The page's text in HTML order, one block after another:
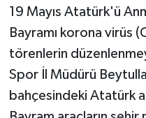
19 Mayıs Atatürk'ü
Bayramı korona virüs
törenlerin
Spor İl Müdürü
bahçesindeki Atatürk
Kültür - Sanat
Siyaset
Haber Arşivi